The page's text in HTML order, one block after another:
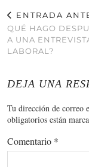
ENTRADA
QUÉ HAGO
A UNA
LABORAL?
DEJA UNA
Tu dirección de correo
obligatorios están
Comentario *